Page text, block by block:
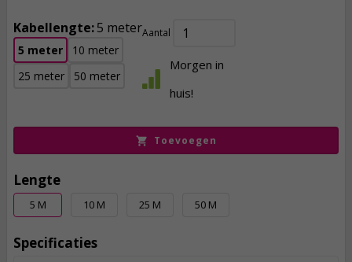
Kabellengte:5 meter
5 meter
10 meter
25 meter
50 meter
Aantal
Morgen in
huis!
Toevoegen
Lengte
5 M 10 M 25 M 50 M
Specificaties